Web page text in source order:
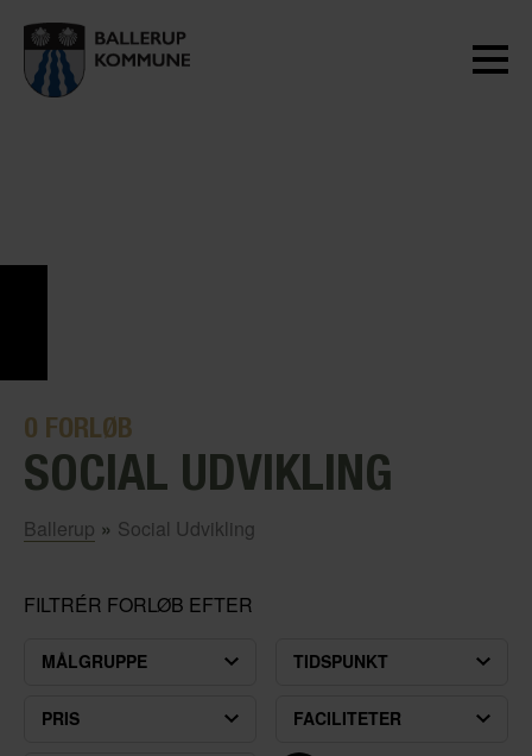
0 FORLØB
SOCIAL UDVIKLING
Ballerup » Social Udvikling
FILTRÉR FORLØB EFTER
MÅLGRUPPE TIDSPUNKT
PRIS FACILITETER